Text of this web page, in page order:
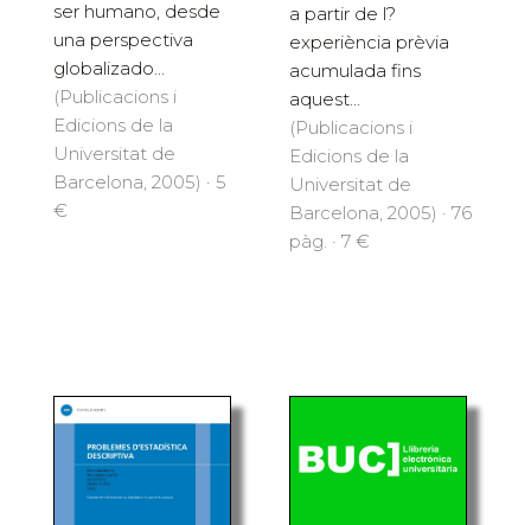
ser humano, desde
una perspectiva
globalizado...
(Publicacions i
Edicions de la
Universitat de
Barcelona, 2005) · 5
€
a partir de l?
experiència prèvia
acumulada fins
aquest...
(Publicacions i
Edicions de la
Universitat de
Barcelona, 2005) · 76
pàg. · 7 €